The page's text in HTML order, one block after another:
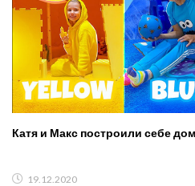
Катя и Макс построили себе
19.12.2020